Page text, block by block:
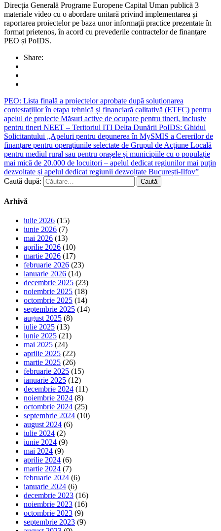
Direcția Generală Programe Europene Capital Uman publică 3
materiale video cu o abordare unitară privind implementarea și
raportarea proiectelor pe baza unor informații practice prezentate în
format prietenos, în acord cu prevederile contractelor de finanțare
PEO și PoIDS.
Share:
PEO: Lista finală a proiectelor aprobate după soluționarea
contestațiilor în etapa tehnică și financiară calitativă (ETFC) pentru
apelul de proiecte Măsuri active de ocupare pentru tineri, inclusiv
pentru tineri NEET – Teritoriul ITI Delta Dunării PoIDS: Ghidul
Solicitantului „Apeluri pentru depunerea în MySMIS a Cererilor de
finanțare pentru operațiunile selectate de Grupul de Acțiune Locală
pentru mediul rural sau pentru orașele și municipiile cu o populație
mai mică de 20.000 de locuitori – apelul dedicat regiunilor mai puțin
dezvoltate și apelul dedicat regiunii dezvoltate București-Ilfov”
Caută după:
Arhivă
iulie 2026 (15)
iunie 2026 (7)
mai 2026 (13)
aprilie 2026 (10)
martie 2026 (17)
februarie 2026 (23)
ianuarie 2026 (14)
decembrie 2025 (23)
noiembrie 2025 (18)
octombrie 2025 (14)
septembrie 2025 (14)
august 2025 (8)
iulie 2025 (13)
iunie 2025 (21)
mai 2025 (24)
aprilie 2025 (22)
martie 2025 (26)
februarie 2025 (15)
ianuarie 2025 (12)
decembrie 2024 (11)
noiembrie 2024 (8)
octombrie 2024 (25)
septembrie 2024 (10)
august 2024 (6)
iulie 2024 (2)
iunie 2024 (9)
mai 2024 (9)
aprilie 2024 (6)
martie 2024 (7)
februarie 2024 (6)
ianuarie 2024 (6)
decembrie 2023 (16)
noiembrie 2023 (16)
octombrie 2023 (9)
septembrie 2023 (9)